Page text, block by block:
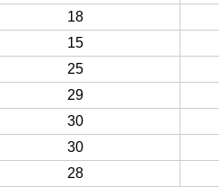
18
15
25
29
30
30
28